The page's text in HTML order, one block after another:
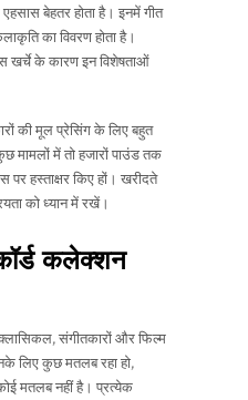
बेहतर होता है। इनमें गीत
का विवरण होता है।
खर्चे के कारण इन विशेषताओं
की मूल प्रेसिंग के लिए बहुत
मामलों में तो हजारों पाउंड तक
हस्ताक्षर किए हों। खरीदते
को ध्यान में रखें।
कलेक्शन
संगीतकारों और फिल्म
लिए कुछ मतलब रहा हो,
मतलब नहीं है। प्रत्येक